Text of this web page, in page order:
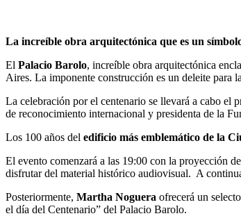
La increíble obra arquitectónica que es un
El Palacio Barolo, increíble obra arquitectónica
Aires. La imponente construcción es un deleite para
La celebración por el centenario se llevará a cabo el
de reconocimiento internacional y presidenta de la
Los 100 años del edificio más emblemático de la
El evento comenzará a las 19:00 con la proyección
disfrutar del material histórico audiovisual. A
Posteriormente, Martha Noguera ofrecerá un
el día del Centenario” del Palacio Barolo.